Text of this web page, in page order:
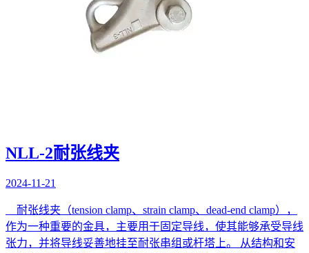
NLL-2耐张线夹
2024-11-21
耐张线夹（tension clamp、strain clamp、dead-end clamp），
作为一种重要的金具，主要用于固定导线，使其能够承受导线
张力，并将导线妥善地挂至耐张串组或杆塔上。 从结构和安